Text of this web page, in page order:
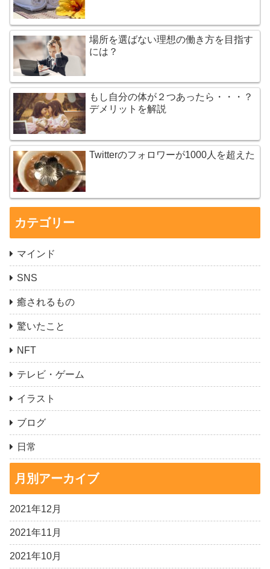
場所を選ばない理想の働き方を目指す
には？
もし自分の体が２つあったら・・・？
デメリットを解説
Twitterのフォロワーが1000人を超えた
カテゴリー
マインド
SNS
癒されるもの
驚いたこと
NFT
テレビ・ゲーム
イラスト
ブログ
日常
月別アーカイブ
2021年12月
2021年11月
2021年10月